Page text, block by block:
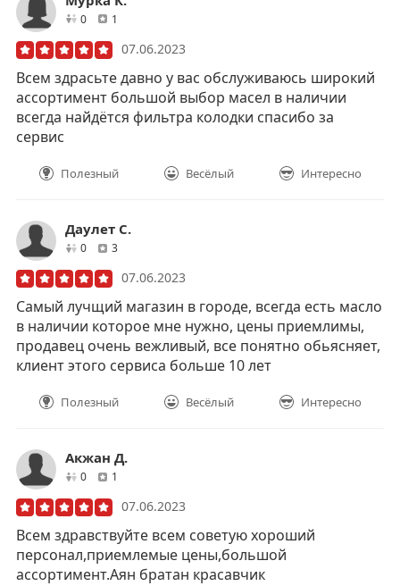
0друзей1
07.06.2023
Всем здрасьте давно у вас обслуживаюсь широкий
ассортимент большой выбор масел в наличии
всегда найдётся фильтра колодки спасибо за
сервис
Полезный Весёлый Интересно
Даулет С.
0друзей
3отзывов
07.06.2023
Самый лучщий магазин в городе, всегда есть масло
в наличии которое мне нужно, цены приемлимы,
продавец очень вежливый, все понятно обьясняет,
клиент этого сервиса больше 10 лет
Полезный Весёлый Интересно
Акжан Д.
0друзей1
07.06.2023
Всем здравствуйте всем советую хороший
персонал,приемлемые цены,большой
ассортимент.Аян братан красавчик